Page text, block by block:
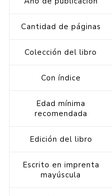
Cantidad de páginas
Colección del libro
Con índice
Edad mínima
recomendada
Edición del libro
Escrito en imprenta
mayúscula